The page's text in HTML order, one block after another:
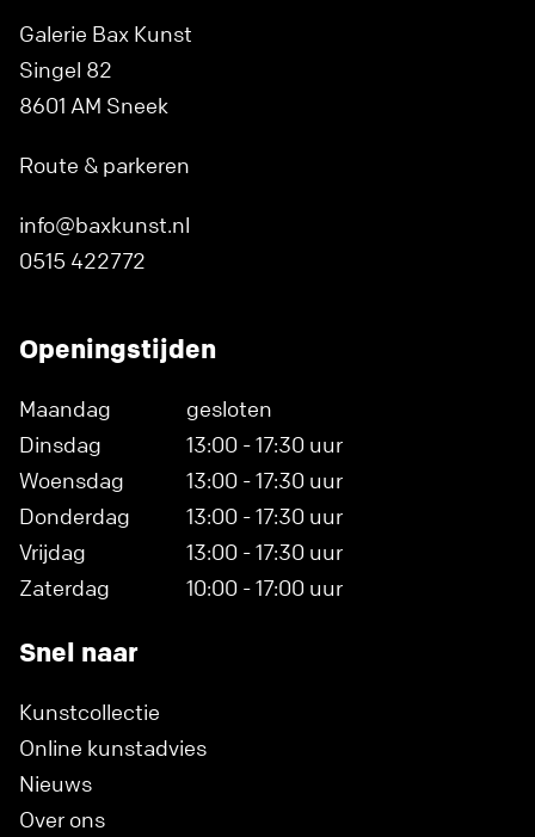
Galerie Bax Kunst
Singel 82
8601 AM Sneek
Route & parkeren
info@baxkunst.nl
0515 422772
Openingstijden
Maandag
gesloten
Dinsdag
13:00 - 17:30 uur
Woensdag
13:00 - 17:30 uur
Donderdag
13:00 - 17:30 uur
Vrijdag
13:00 - 17:30 uur
Zaterdag
10:00 - 17:00 uur
Snel naar
Kunstcollectie
Online kunstadvies
Nieuws
Over ons